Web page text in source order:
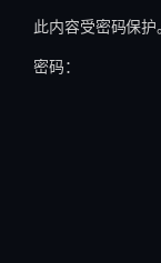
此内容受密码保护
密码：